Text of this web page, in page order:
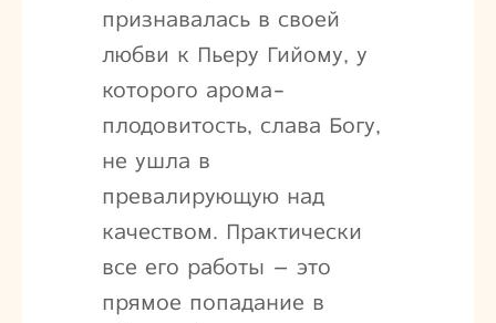
признавалась в своей
любви к Пьеру Гийому, у
которого арома-
плодовитость, слава Богу,
не ушла в
превалирующую над
качеством. Практически
все его работы – это
прямое попадание в